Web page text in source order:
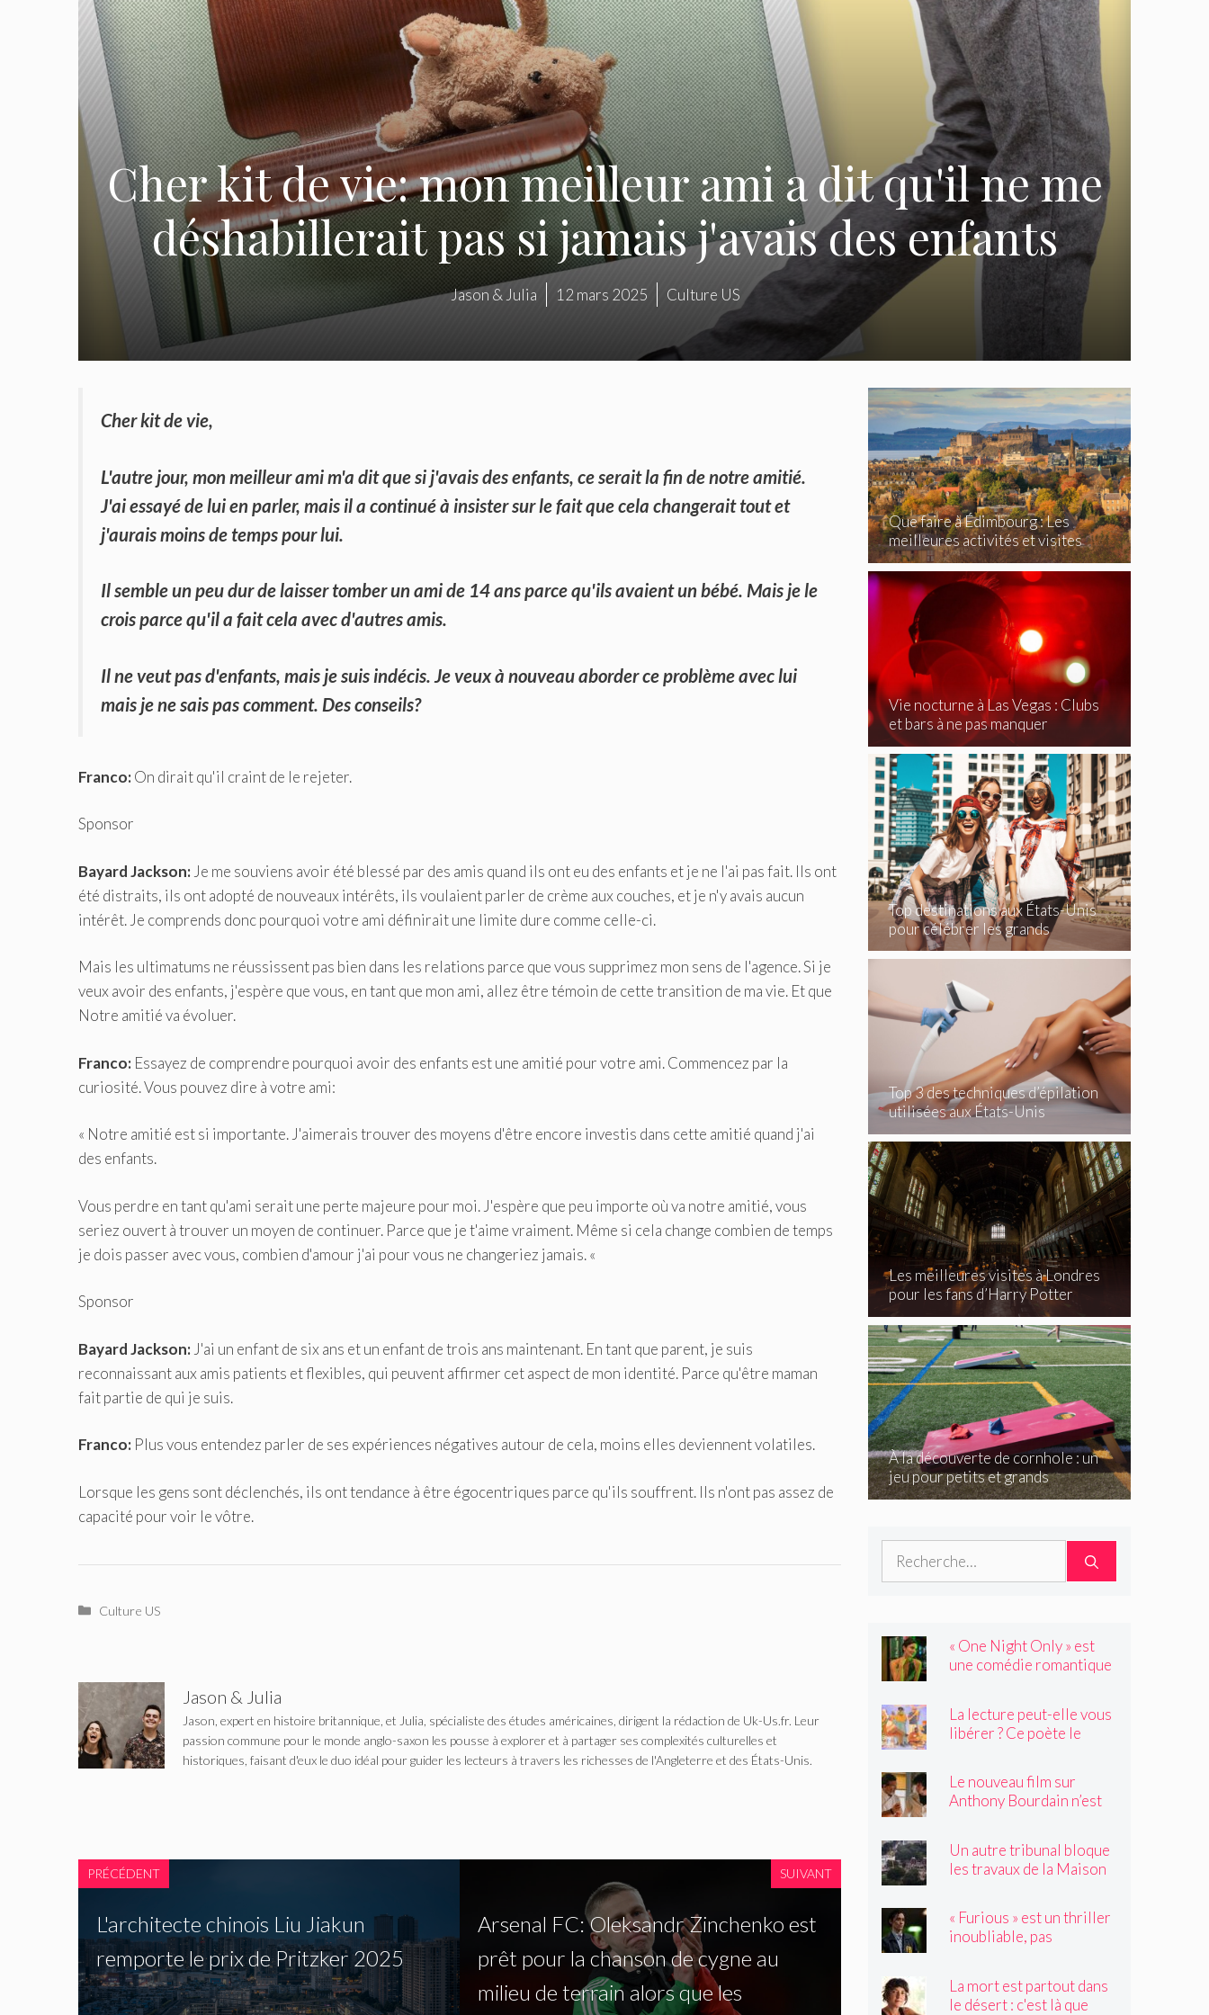
Cher kit de vie: mon meilleur ami a dit qu'il ne me
déshabillerait pas si jamais j'avais des enfants
Jason & Julia 12 mars 2025 Culture US
Cher kit de vie,
L'autre jour, mon meilleur ami m'a dit que si j'avais des enfants, ce serait la fin de notre amitié.
J'ai essayé de lui en parler, mais il a continué à insister sur le fait que cela changerait tout et
j'aurais moins de temps pour lui.
Il semble un peu dur de laisser tomber un ami de 14 ans parce qu'ils avaient un bébé. Mais je le
crois parce qu'il a fait cela avec d'autres amis.
Il ne veut pas d'enfants, mais je suis indécis. Je veux à nouveau aborder ce problème avec lui
mais je ne sais pas comment. Des conseils?
Franco:On dirait qu'il craint de le rejeter.
Sponsor
Bayard Jackson: Je me souviens avoir été blessé par des amis quand ils ont eu des enfants et je ne l'ai pas fait. Ils ont
été distraits, ils ont adopté de nouveaux intérêts, ils voulaient parler de crème aux couches, et je n'y avais aucun
intérêt. Je comprends donc pourquoi votre ami définirait une limite dure comme celle-ci.
Mais les ultimatums ne réussissent pas bien dans les relations parce que vous supprimez mon sens de l'agence. Si je
veux avoir des enfants, j'espère que vous, en tant que mon ami, allez être témoin de cette transition de ma vie. Et que
Notre amitié va évoluer.
Franco: Essayez de comprendre pourquoi avoir des enfants est une amitié pour votre ami. Commencez par la
curiosité. Vous pouvez dire à votre ami:
« Notre amitié est si importante. J'aimerais trouver des moyens d'être encore investis dans cette amitié quand j'ai
des enfants.
Vous perdre en tant qu'ami serait une perte majeure pour moi. J'espère que peu importe où va notre amitié, vous
seriez ouvert à trouver un moyen de continuer. Parce que je t'aime vraiment. Même si cela change combien de temps
je dois passer avec vous, combien d'amour j'ai pour vous ne changeriez jamais. «
Sponsor
Bayard Jackson: J'ai un enfant de six ans et un enfant de trois ans maintenant. En tant que parent, je suis
reconnaissant aux amis patients et flexibles, qui peuvent affirmer cet aspect de mon identité. Parce qu'être maman
fait partie de qui je suis.
Franco: Plus vous entendez parler de ses expériences négatives autour de cela, moins elles deviennent volatiles.
Lorsque les gens sont déclenchés, ils ont tendance à être égocentriques parce qu'ils souffrent. Ils n'ont pas assez de
capacité pour voir le vôtre.
Catégories
Culture US
Jason & Julia
Jason, expert en histoire britannique, et Julia, spécialiste des études américaines, dirigent la rédaction de Uk-Us.fr. Leur
passion commune pour le monde anglo-saxon les pousse à explorer et à partager ses complexités culturelles et
historiques, faisant d'eux le duo idéal pour guider les lecteurs à travers les richesses de l'Angleterre et des États-Unis.
PRÉCÉDENT
L'architecte chinois Liu Jiakun
remporte le prix de Pritzker 2025
SUIVANT
Arsenal FC: Oleksandr Zinchenko est
prêt pour la chanson de cygne au
milieu de terrain alors que les
Que faire à Édimbourg : Les
meilleures activités et visites
incontournables
Vie nocturne à Las Vegas : Clubs
et bars à ne pas manquer
Top destinations aux États-Unis
pour célébrer les grands
événements
Top 3 des techniques d’épilation
utilisées aux États-Unis
Les meilleures visites à Londres
pour les fans d’Harry Potter
À la découverte de cornhole : un
jeu pour petits et grands
Rechercher :
« One Night Only » est
une comédie romantique
La lecture peut-elle vous
libérer ? Ce poète le
Le nouveau film sur
Anthony Bourdain n’est
Un autre tribunal bloque
les travaux de la Maison
suprême
« Furious » est un thriller
inoubliable, pas
La mort est partout dans
le désert : c'est là que